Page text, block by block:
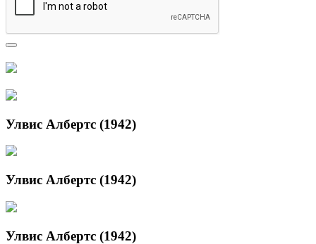
Улвис Албертс (1942)
Улвис Албертс (1942)
Улвис Албертс (1942)